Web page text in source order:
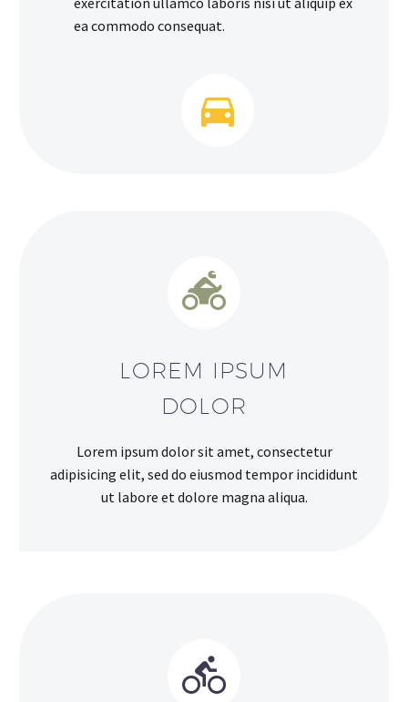
ea commodo consequat.




LOREM IPSUM
DOLOR
Lorem ipsum dolor sit amet, consectetur
adipisicing elit, sed do eiusmod tempor incididunt
ut labore et dolore magna aliqua.

